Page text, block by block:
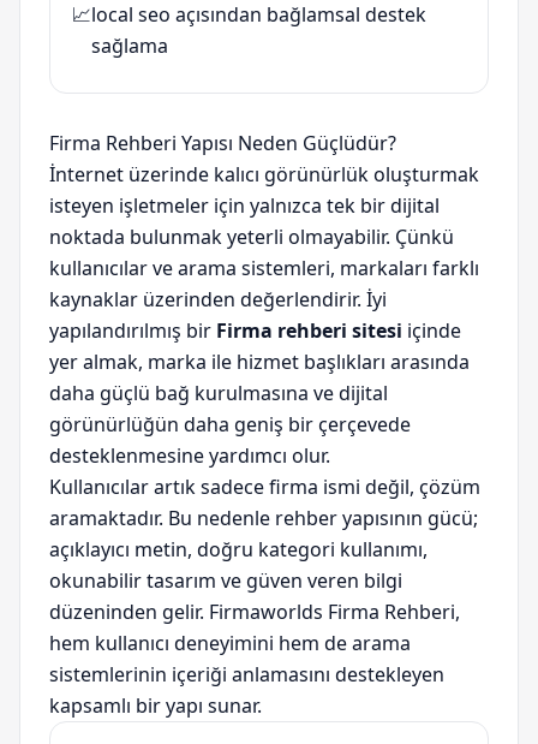
📈local seo açısından bağlamsal destek
sağlama
Firma Rehberi Yapısı Neden Güçlüdür?
İnternet üzerinde kalıcı görünürlük oluşturmak
isteyen işletmeler için yalnızca tek bir dijital
noktada bulunmak yeterli olmayabilir. Çünkü
kullanıcılar ve arama sistemleri, markaları farklı
kaynaklar üzerinden değerlendirir. İyi
yapılandırılmış bir Firma rehberi sitesi içinde
yer almak, marka ile hizmet başlıkları arasında
daha güçlü bağ kurulmasına ve dijital
görünürlüğün daha geniş bir çerçevede
desteklenmesine yardımcı olur.
Kullanıcılar artık sadece firma ismi değil, çözüm
aramaktadır. Bu nedenle rehber yapısının gücü;
açıklayıcı metin, doğru kategori kullanımı,
okunabilir tasarım ve güven veren bilgi
düzeninden gelir. Firmaworlds Firma Rehberi,
hem kullanıcı deneyimini hem de arama
sistemlerinin içeriği anlamasını destekleyen
kapsamlı bir yapı sunar.